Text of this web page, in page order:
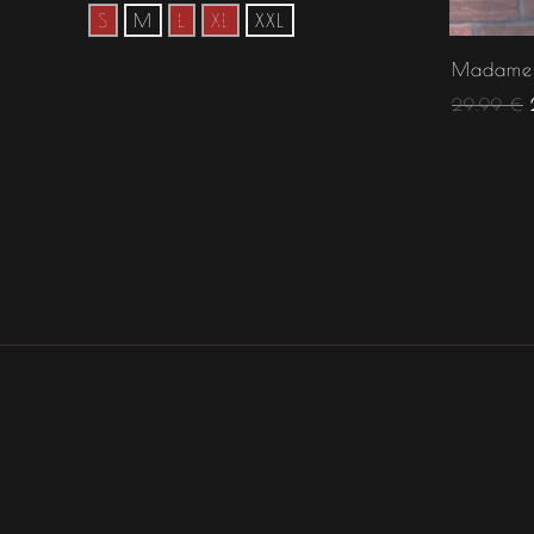
S M L XL XXL
29.99€